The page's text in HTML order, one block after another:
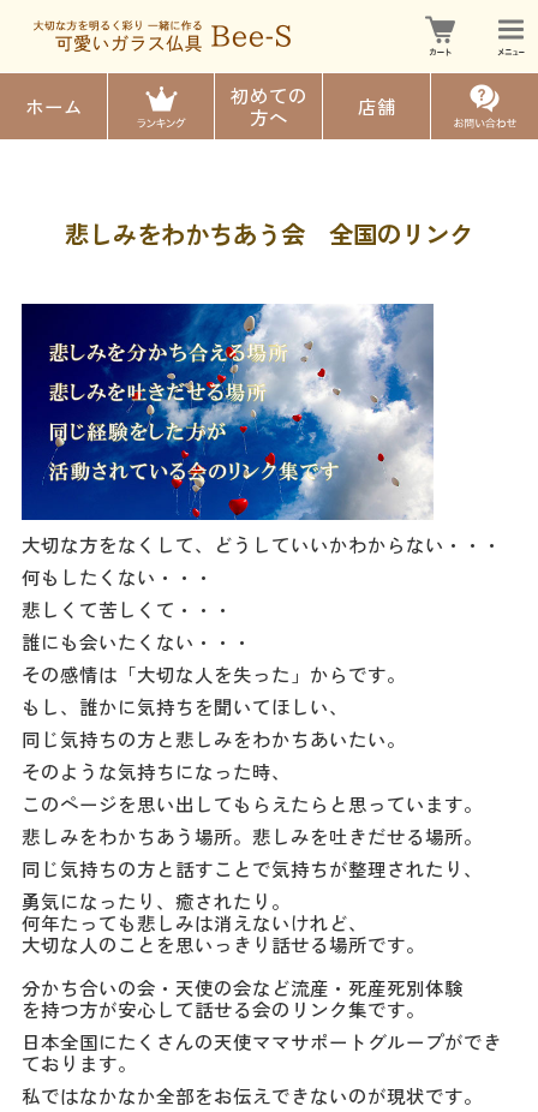
ホーム
初めての
方へ
店舗
悲しみをわかちあう会 全国のリンク
大切な方をなくして、どうしていいかわからない・・・
何もしたくない・・・
悲しくて苦しくて・・・
誰にも会いたくない・・・
その感情は「大切な人を失った」からです。
もし、誰かに気持ちを聞いてほしい、
同じ気持ちの方と悲しみをわかちあいたい。
そのような気持ちになった時、
このページを思い出してもらえたらと思っています。
悲しみをわかちあう場所。悲しみを吐きだせる場所。
同じ気持ちの方と話すことで気持ちが整理されたり、
勇気になったり、癒されたり。
何年たっても悲しみは消えないけれど、
大切な人のことを思いっきり話せる場所です。
分かち合いの会・天使の会など流産・死産死別体験
を持つ方が安心して話せる会のリンク集です。
日本全国にたくさんの天使ママサポートグループができ
ております。
私ではなかなか全部をお伝えできないのが現状です。